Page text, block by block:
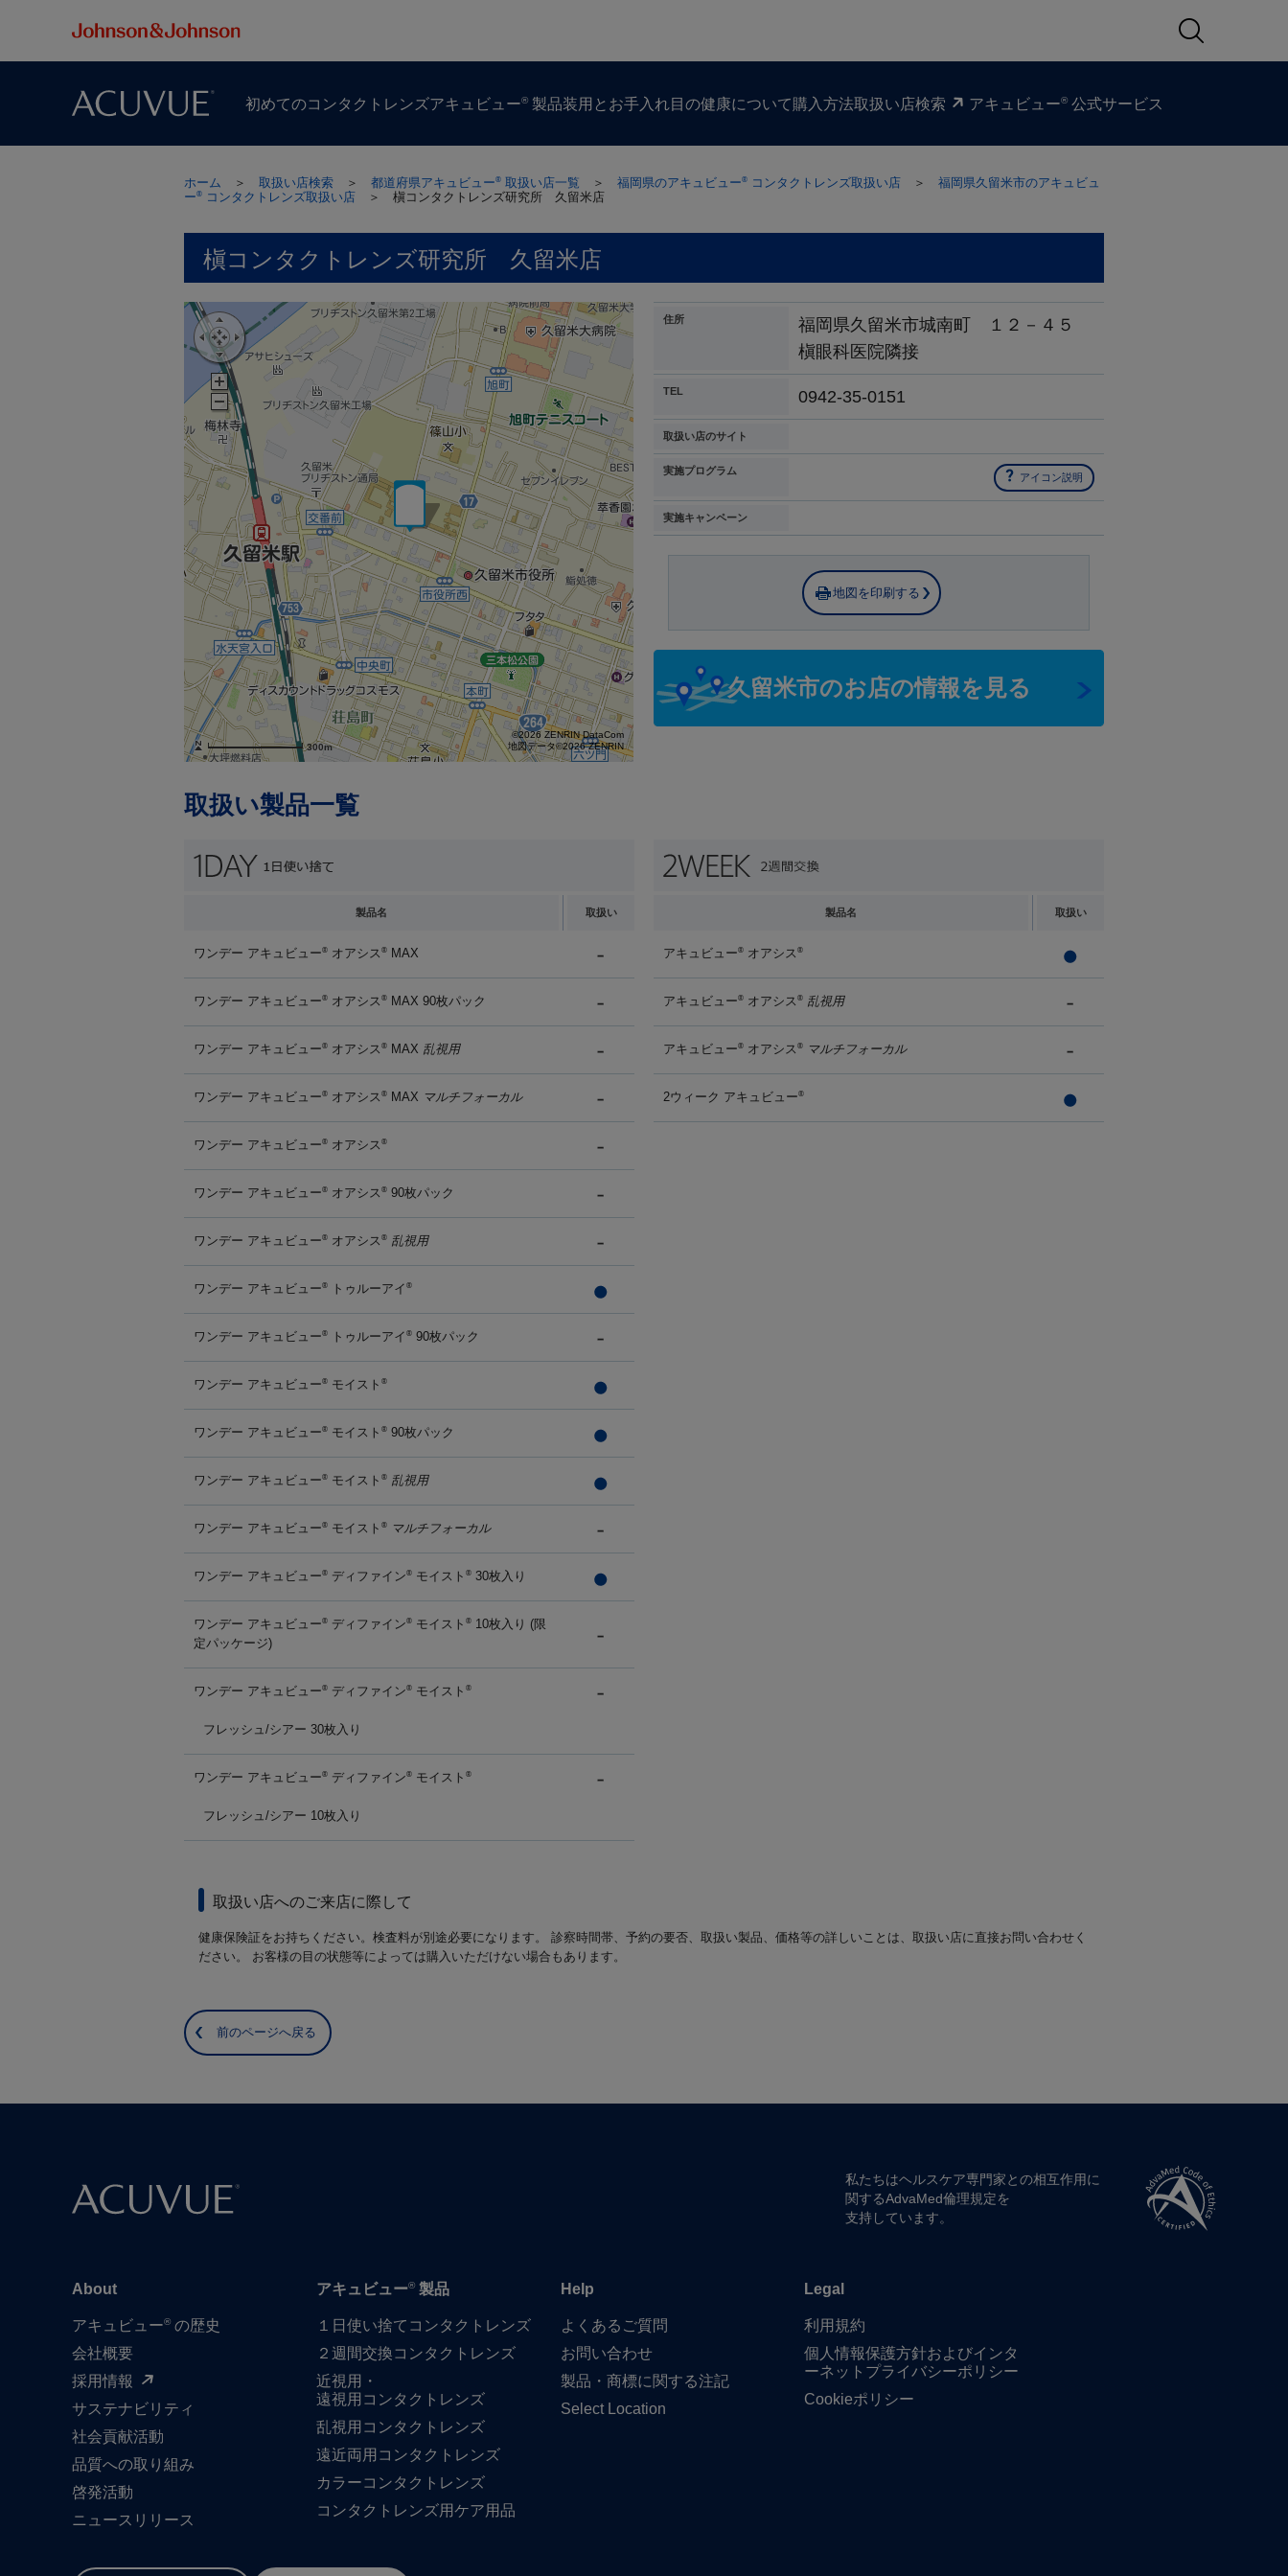
初めての​コンタクトレンズアキュビュー® 製品装用とお手入れ目の​健康に​ついて購入方​法取扱い​店検索 アキュビュー® 公式サービス
ホーム ＞ 取扱い店検索 ＞ 都道府県アキュビュー® 取扱い店一覧 ＞ 福岡県のアキュビュー® コンタクトレンズ取扱い店 ＞ 福岡県久留米市のアキュビュ
ー® コンタクトレンズ取扱い店 ＞ 槇コンタクトレンズ研究所 久留米店
槇コンタクトレンズ研究所 久留米店
300m
©2026 ZENRIN DataCom
地図データ©2026 ZENRIN
住所
福岡県久留米市城南町 １２－４５
槇眼科医院隣接
TEL 0942-35-0151
取扱い店のサイト
実施プログラム
アイコン説明
実施キャンペーン
地図を印刷する
久留米市のお店の情報を見る
取扱い製品一覧
製品名 取扱い
ワンデー アキュビュー® オアシス ® MAX
ワンデー アキュビュー® オアシス ® MAX 90枚パック
ワンデー アキュビュー® オアシス ® MAX 乱視用
ワンデー アキュビュー® オアシス ® MAX マルチフォーカル
ワンデー アキュビュー® オアシス ®
ワンデー アキュビュー® オアシス ® 90枚パック
ワンデー アキュビュー® オアシス ® 乱視用
ワンデー アキュビュー® トゥルーアイ ®
ワンデー アキュビュー® トゥルーアイ ® 90枚パック
ワンデー アキュビュー® モイスト ®
ワンデー アキュビュー® モイスト ® 90枚パック
ワンデー アキュビュー® モイスト ® 乱視用
ワンデー アキュビュー® モイスト ® マルチフォーカル
ワンデー アキュビュー® ディファイン® モイスト ® 30枚入り
ワンデー アキュビュー® ディファイン® モイスト ® 10枚入り (限
定パッケージ)
ワンデー アキュビュー® ディファイン® モイスト ®
フレッシュ/シアー 30枚入り
ワンデー アキュビュー® ディファイン® モイスト ®
フレッシュ/シアー 10枚入り
製品名 取扱い
アキュビュー® オアシス ®
アキュビュー® オアシス ® 乱視用
アキュビュー® オアシス ® マルチフォーカル
2ウィーク アキュビュー®
取扱い店へのご来店に際して
健康保険証をお持ちください。検査料が別途必要になります。 診察時間帯、予約の要否、取扱い製品、価格等の詳しいことは、取扱い店に直接お問い合わせく
ださい。 お客様の目の状態等によっては購入いただけない場合もあります。
前のページへ戻る
私たちは​ヘルスケア専門家との​相互作用に​
関する​AdvaMed倫理規定を​
支持しています。
About
アキュビュー® の歴史
会社概要
採用情報
サステナビリティ
社会貢献活動
品質への​取り組み
啓発活動
ニュースリリース
アキュビュー®製品
１日​使い捨て​​コンタクトレンズ
２週間交換コンタクトレンズ
近視用・
遠視用コンタクトレンズ
乱視用コンタクトレンズ
遠近両用コンタクトレンズ
カラーコンタクトレンズ
コンタクトレンズ用ケア用品
Help
よく​ある​ご質問
お問い​合わせ
製品・商標に​関する​注記
Select Location
Legal
利用規約
個人情報保護方針およびインタ
ーネットプライバシーポリシー
Cookieポリシー